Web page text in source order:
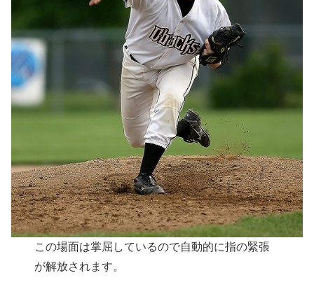
この場面は掌屈しているので自動的に指の緊張
が解放されます。